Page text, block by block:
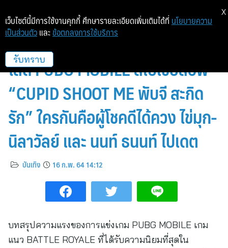
บทสรุปความแรงของเกมฆ่าความ
โสด PUBG MOBILE สเปเชียลอีพี
“CUPID SHOOT ME พับจี สะกิด
รัก” ใครกันคือผู้โชคดีได้ควง ไข่มุก-
นิลาวัลย์ และ นนท์ ธนนท์ ไปเดต
บันเทิง 16 ก.พ. 64 14:12
บทสรุปความแรงของการแข่งเกม PUBG MOBILE เกม
แนว BATTLE ROYALE ที่ได้รับความนิยมที่สุดใน
เว็บไซต์นี้มีการใช้งานคุกกี้ ศึกษารายละเอียดเพิ่มเติมได้ที่ นโยบายความ
เป็นส่วนตัว และ ข้อตกลงการใช้บริการ
รับทราบ
X